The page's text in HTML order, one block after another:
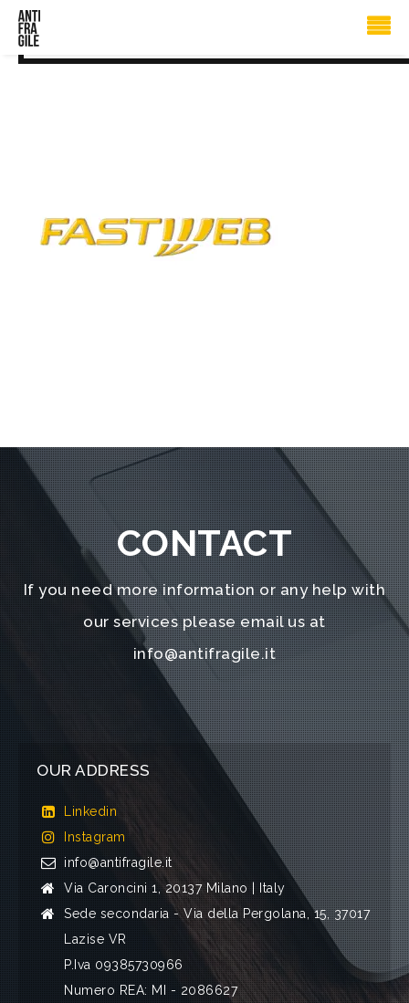
CONTACT
If you need more information or any help with
our services please email us at
info@antifragile.it
OUR ADDRESS
Linkedin
Instagram
info@antifragile.it
Via Caroncini 1, 20137 Milano | Italy
Sede secondaria - Via della Pergolana, 15, 37017
Lazise VR
P.Iva 09385730966
Numero REA: MI - 2086627